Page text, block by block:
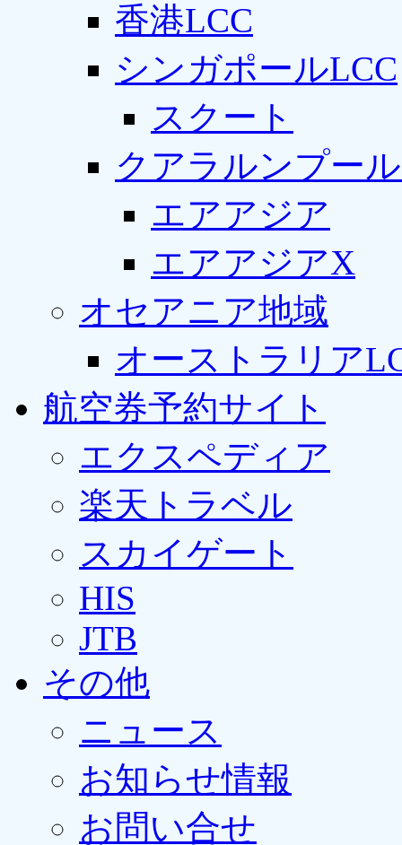
香港LCC
シンガポールLCC
スクート
クアラルンプー
エアアジア
エアアジアX
オセアニア地域
オーストラリア
航空券予約サイト
エクスペディア
楽天トラベル
スカイゲート
HIS
JTB
その他
ニュース
お知らせ情報
お問い合せ